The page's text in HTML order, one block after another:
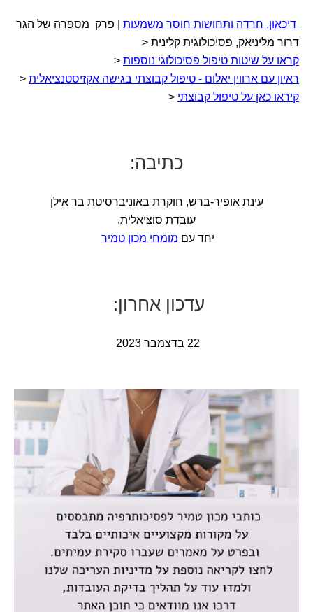
דיכאון, חרדה ותחושות חוסר משמעות | פרק מספרה של הגר
דרור מליניאק, פסיכולוגית קלינית <
קראו על שיטות טיפול פסיכולוגי נוספות <
ראיון עם ארווין יאלום - טיפול קבוצתי בגישה אקזיסטנציאלית <
קיראו כאן על טיפול קבוצתי <
כתיבה:
עינת אופיר-ברש, חוקרת באוניברסיטת בר אילן
עובדת סוציאלית,
יחד עם מומחי מכון טמיר
עדכון אחרון:
22 בדצמבר 2023